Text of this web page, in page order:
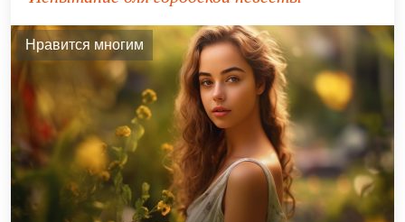
Нравится многим